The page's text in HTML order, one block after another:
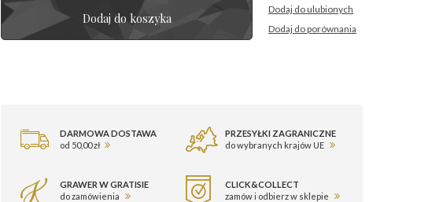
Dodaj do koszyka
Dodaj do ulubionych
Dodaj do porównania
DARMOWA DOSTAWA
od 50,00 zł
PRZESYŁKI ZAGRANICZNE
do wybranych krajów UE
GRAWER W GRATISIE
do zamówienia
CLICK&COLLECT
zamów i odbierz w sklepie